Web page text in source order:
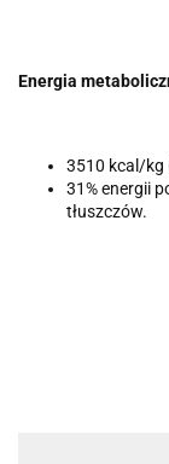
Energia
3510 kcal/kg
31% energii
tłuszczów.